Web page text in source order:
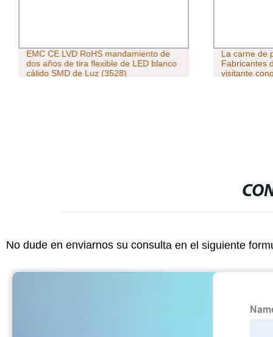
EMC CE LVD RoHS mandamiento de
dos años de tira flexible de LED blanco
cálido SMD de Luz (3528)
La carne de
Fabricantes
visitante
No dude en enviarnos su consulta en el siguiente